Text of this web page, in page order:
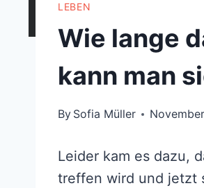
LEBEN
Wie lange
kann man
By Sofia Müller
Leider kam es dazu,
treffen wird und jetzt